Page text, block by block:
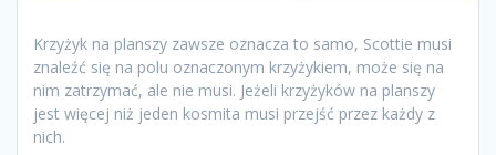
Krzyżyk na planszy zawsze oznacza to samo, Scottie musi
znaleźć się na polu oznaczonym krzyżykiem, może się na
nim zatrzymać, ale nie musi. Jeżeli krzyżyków na planszy
jest więcej niż jeden kosmita musi przejść przez każdy z
nich.